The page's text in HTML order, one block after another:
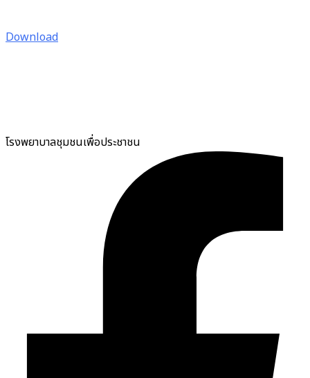
Download
โรงพยาบาลชุมชนเพื่อประชาชน